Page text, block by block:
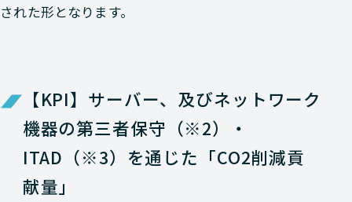
された形となります。
【KPI】サーバー、及びネットワーク
機器の第三者保守（※2）・
ITAD（※3）を通じた「CO2削減貢
献量」